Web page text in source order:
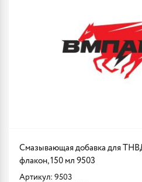
Смазывающая добавка для
флакон, 150 мл 9503
Артикул: 9503